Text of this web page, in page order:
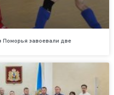
Поморья завоевали две